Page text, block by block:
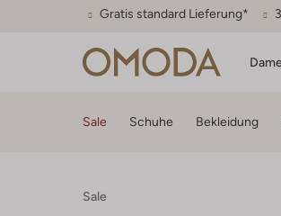
Gratis standard Lieferung*
Sale Schuhe Bekleidung
Sale